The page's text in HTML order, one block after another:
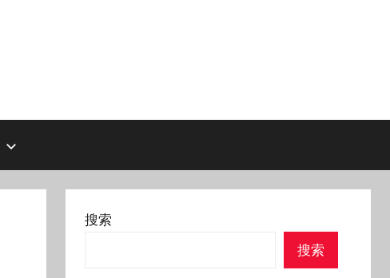
搜索
搜索